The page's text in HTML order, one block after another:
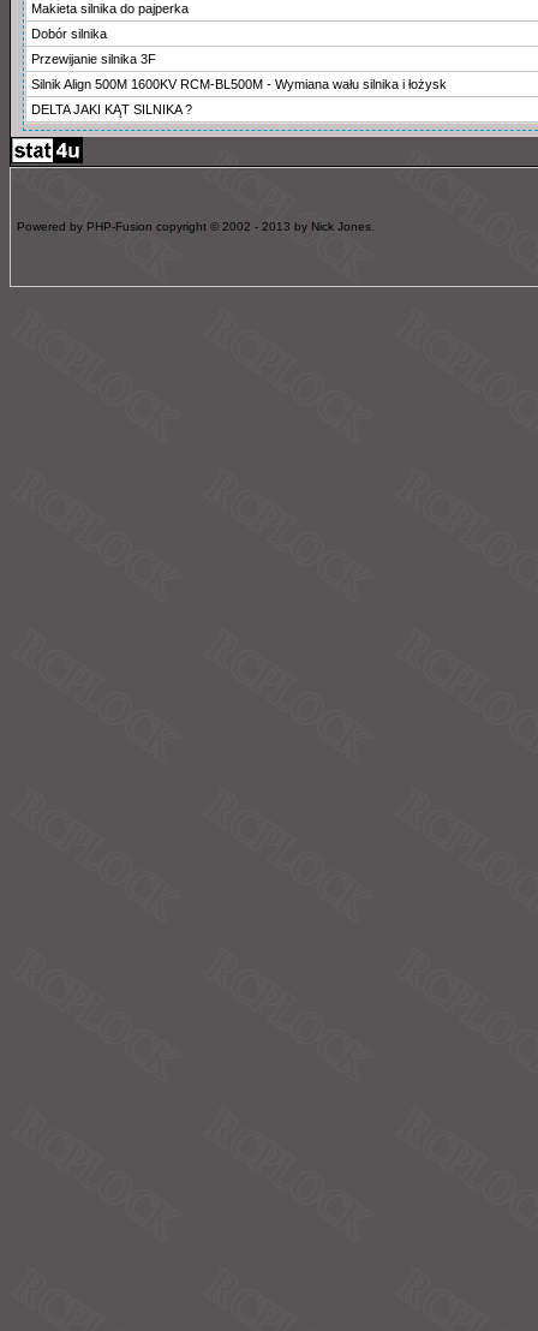
Makieta silnika do pajperka
Dobór silnika
Przewijanie silnika 3F
Silnik Align 500M 1600KV RCM-BL500M - Wymiana wału silnika i łożysk
DELTA JAKI KĄT SILNIKA ?
Powered by PHP-Fusion copyright © 2002 - 2013 by Nick Jones.